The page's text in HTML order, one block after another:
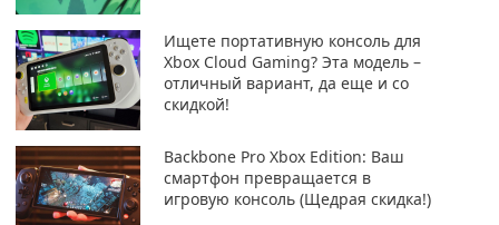
Ищете портативную консоль для
Xbox Cloud Gaming? Эта модель –
отличный вариант, да еще и со
скидкой!
Backbone Pro Xbox Edition: Ваш
смартфон превращается в
игровую консоль (Щедрая скидка!)